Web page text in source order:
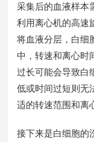
采集后的血液样本
利用离心机的高速
将血液分层，白细
中，转速和离心时
过长可能会导致白
低或时间过短则无
适的转速范围和离
接下来是白细胞的